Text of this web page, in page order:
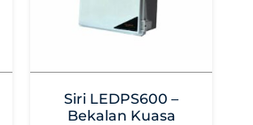
Siri LEDPS600 –
Bekalan Kuasa